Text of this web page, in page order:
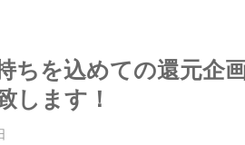
ちを込めての還元企
します！